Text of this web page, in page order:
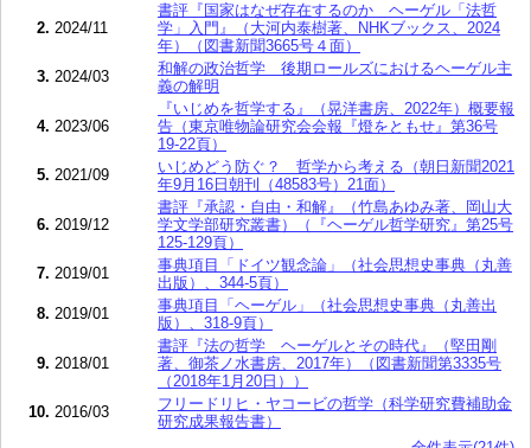
2. 2024/11
書評『国家はなぜ存在するのか ヘーゲル「法哲
学」入門』（大河内泰樹著、NHKブックス、2024
年）（図書新聞3665号４面）
3. 2024/03
和解の政治哲学 後期ロールズにおけるヘーゲル主
義の解明
4. 2023/06
『いじめを哲学する』（晃洋書房、2022年）概要報
告（東京唯物論研究会会報『燈をともせ』第36号
19-22頁）
5. 2021/09
いじめどう防ぐ？ 哲学から考える（朝日新聞2021
年9月16日朝刊（48583号）21面）
6. 2019/12
書評『承認・自由・和解』（竹島あゆみ著、岡山大
学文学部研究叢書）（『ヘーゲル哲学研究』第25号
125-129頁）
7. 2019/01
事典項目「ドイツ観念論」（社会思想史事典（丸善
出版）、344-5頁）
8. 2019/01
事典項目「ヘーゲル」（社会思想史事典（丸善出
版）、318-9頁）
9. 2018/01
書評『法の哲学 ヘーゲルとその時代』（堅田剛
著、御茶ノ水書房、2017年）（図書新聞第3335号
（2018年1月20日））
10. 2016/03
フリードリヒ・ヤコービの哲学（科学研究費補助金
研究成果報告書）